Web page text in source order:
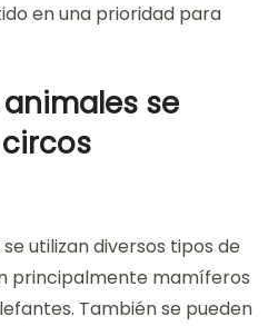
en una prioridad para
se
utilizan diversos tipos de
principalmente mamíferos
También se pueden